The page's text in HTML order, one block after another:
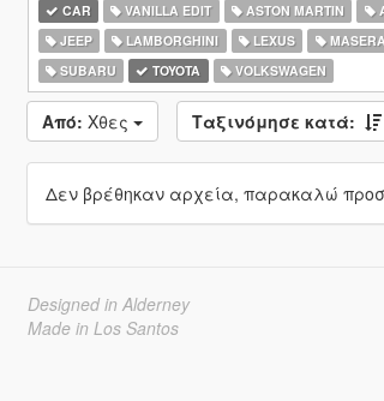
CAR VANILLA EDIT ASTON MARTIN
JEEP
LAMBORGHINI LEXUS
SUBARU
TOYOTA VOLKSWAGEN
Από: Χθες Ταξινόμησε κατά:
Δεν βρέθηκαν αρχεία, παρακαλώ
Designed in Alderney
Made in Los Santos